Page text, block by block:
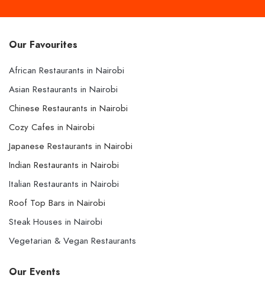
Our Favourites
African Restaurants in Nairobi
Asian Restaurants in Nairobi
Chinese Restaurants in Nairobi
Cozy Cafes in Nairobi
Japanese Restaurants in Nairobi
Indian Restaurants in Nairobi
Italian Restaurants in Nairobi
Roof Top Bars in Nairobi
Steak Houses in Nairobi
Vegetarian & Vegan Restaurants
Our Events